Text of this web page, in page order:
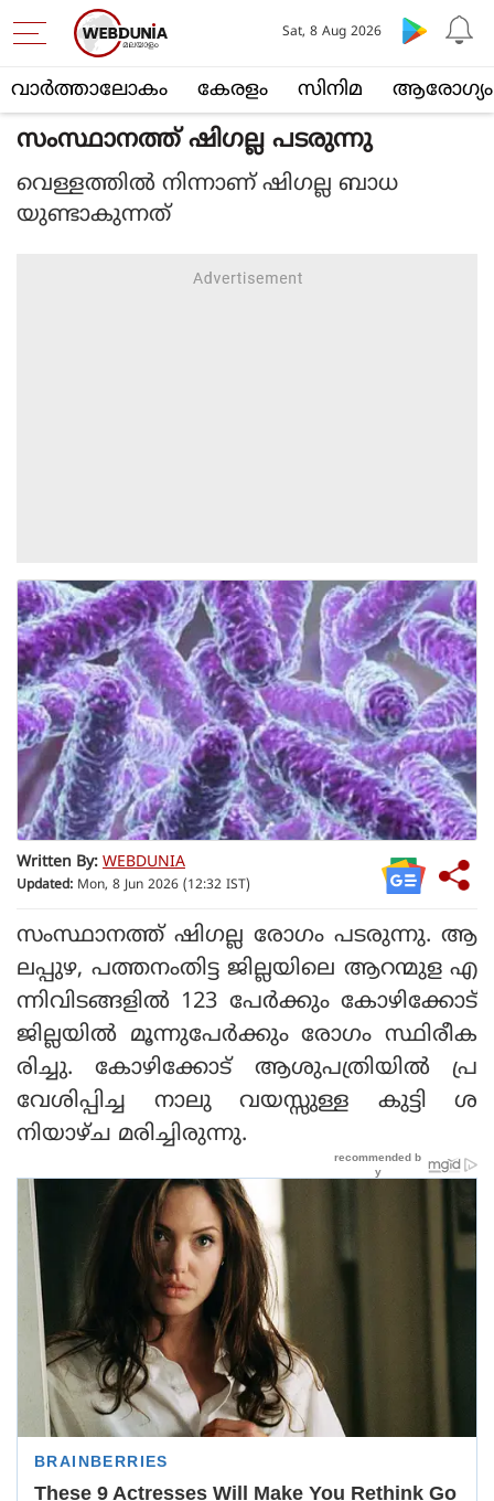
വാര്‍ത്താലോകം കേരളം സിനിമ ആരോഗ്യം
Sat, 8 Aug 2026
സംസ്ഥാനത്ത് ഷിഗല്ല പടരുന്നു
വെള്ളത്തിൽ നിന്നാണ് ഷിഗല്ല ബാധ
യുണ്ടാകുന്നത്
Written By: WEBDUNIA
Updated: Mon, 8 Jun 2026 (12:32 IST)
സംസ്ഥാനത്ത് ഷിഗല്ല രോഗം പടരുന്നു. ആ
ലപ്പുഴ, പത്തനംതിട്ട ജില്ലയിലെ ആറന്മുള എ
ന്നിവിടങ്ങളിൽ 123 പേർക്കും കോഴിക്കോട്
ജില്ലയിൽ മൂന്നുപേർക്കും രോഗം സ്ഥിരീക
രിച്ചു. കോഴിക്കോട് ആശുപത്രിയിൽ പ്ര
വേശിപ്പിച്ച നാലു വയസ്സുള്ള കുട്ടി ശ
നിയാഴ്ച മരിച്ചിരുന്നു.